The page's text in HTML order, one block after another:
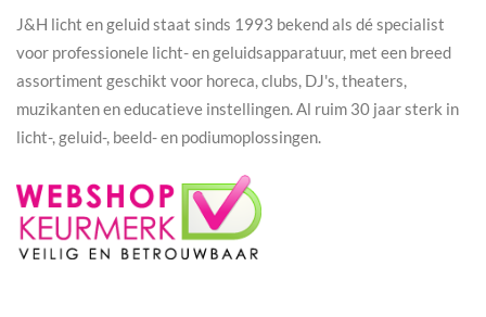
J&H licht en geluid staat sinds 1993 bekend als dé specialist
voor professionele licht- en geluidsapparatuur, met een breed
assortiment geschikt voor horeca, clubs, DJ's, theaters,
muzikanten en educatieve instellingen. Al ruim 30 jaar sterk in
licht-, geluid-, beeld- en podiumoplossingen.